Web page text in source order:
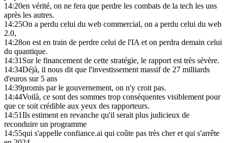
14:20en vérité, on ne fera que perdre les combats de la tech les uns
après les autres.
14:25On a perdu celui du web commercial, on a perdu celui du web
2.0,
14:28on est en train de perdre celui de l'IA et on perdra demain celui
du quantique.
14:31Sur le financement de cette stratégie, le rapport est très sévère.
14:34Déjà, il nous dit que l'investissement massif de 27 milliards
d'euros sur 5 ans
14:39promis par le gouvernement, on n'y croit pas.
14:44Voilà, ce sont des sommes trop conséquentes visiblement pour
que ce soit crédible aux yeux des rapporteurs.
14:51Ils estiment en revanche qu'il serait plus judicieux de
reconduire un programme
14:55qui s'appelle confiance.ai qui coûte pas très cher et qui s'arrête